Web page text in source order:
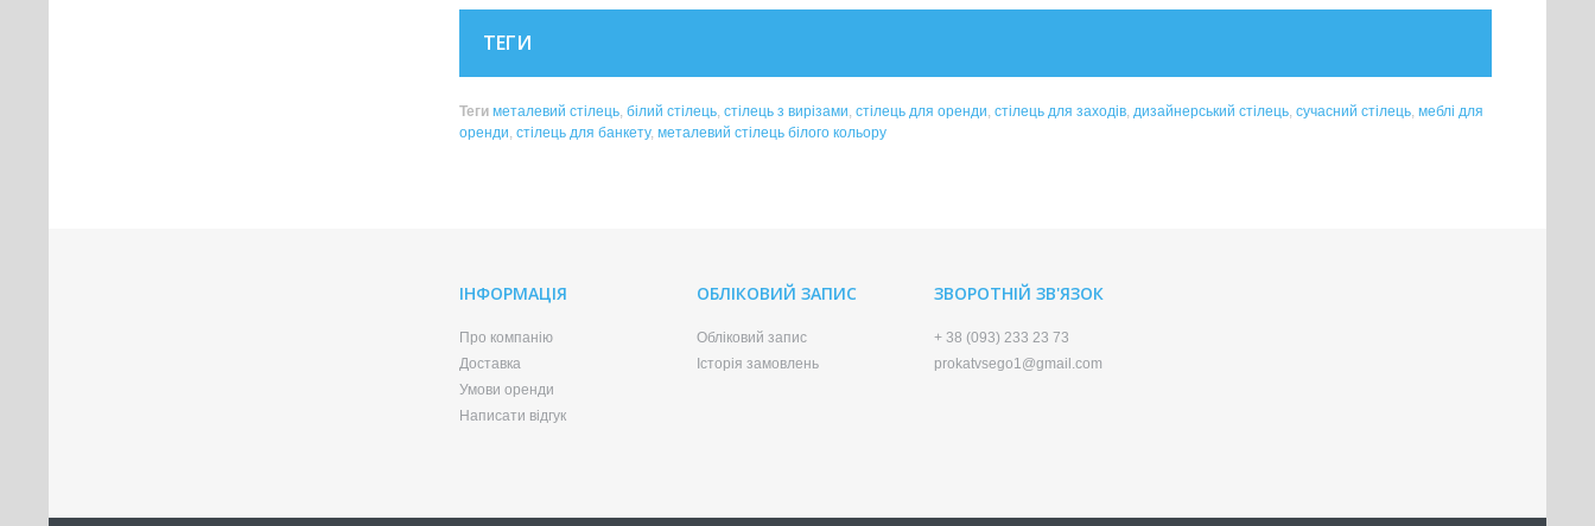
ТЕГИ
Теги металевий стілець, білий стілець, стілець з вирізами, стілець для оренди, стілець для заходів, дизайнерський стілець, сучасний стілець, меблі для
оренди, стілець для банкету, металевий стілець білого кольору
ІНФОРМАЦІЯ
Про компанію
Доставка
Умови оренди
Написати відгук
ОБЛІКОВИЙ ЗАПИС
Обліковий запис
Історія замовлень
ЗВОРОТНІЙ ЗВ'ЯЗОК
+ 38 (093) 233 23 73
prokatvsego1@gmail.com